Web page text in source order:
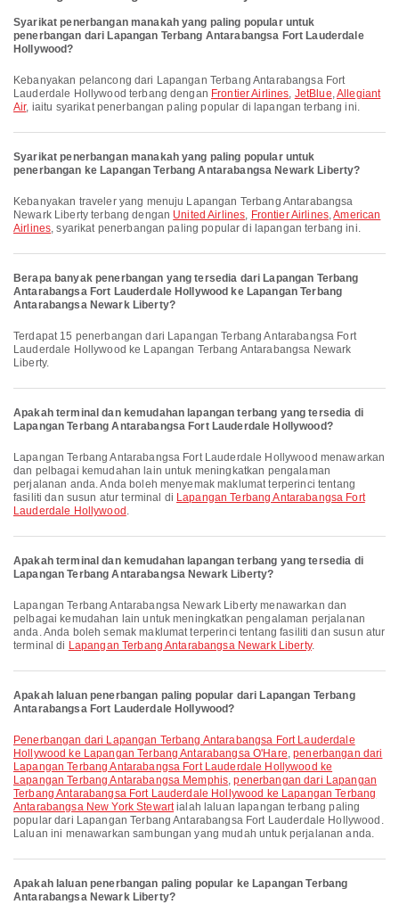
Syarikat penerbangan manakah yang paling popular untuk
penerbangan dari Lapangan Terbang Antarabangsa Fort Lauderdale
Hollywood?
Kebanyakan pelancong dari Lapangan Terbang Antarabangsa Fort
Lauderdale Hollywood terbang dengan Frontier Airlines, JetBlue,Allegiant
Air, iaitu syarikat penerbangan paling popular di lapangan terbang ini.
Syarikat penerbangan manakah yang paling popular untuk
penerbangan ke Lapangan Terbang Antarabangsa Newark Liberty?
Kebanyakan traveler yang menuju Lapangan Terbang Antarabangsa
Newark Liberty terbang dengan United Airlines, Frontier Airlines,American
Airlines, syarikat penerbangan paling popular di lapangan terbang ini.
Berapa banyak penerbangan yang tersedia dari Lapangan Terbang
Antarabangsa Fort Lauderdale Hollywood ke Lapangan Terbang
Antarabangsa Newark Liberty?
Terdapat 15 penerbangan dari Lapangan Terbang Antarabangsa Fort
Lauderdale Hollywood ke Lapangan Terbang Antarabangsa Newark
Liberty.
Apakah terminal dan kemudahan lapangan terbang yang tersedia di
Lapangan Terbang Antarabangsa Fort Lauderdale Hollywood?
Lapangan Terbang Antarabangsa Fort Lauderdale Hollywood menawarkan
dan pelbagai kemudahan lain untuk meningkatkan pengalaman
perjalanan anda. Anda boleh menyemak maklumat terperinci tentang
fasiliti dan susun atur terminal di Lapangan Terbang Antarabangsa Fort
Lauderdale Hollywood .
Apakah terminal dan kemudahan lapangan terbang yang tersedia di
Lapangan Terbang Antarabangsa Newark Liberty?
Lapangan Terbang Antarabangsa Newark Liberty menawarkan dan
pelbagai kemudahan lain untuk meningkatkan pengalaman perjalanan
anda. Anda boleh semak maklumat terperinci tentang fasiliti dan susun atur
terminal di Lapangan Terbang Antarabangsa Newark Liberty.
Apakah laluan penerbangan paling popular dari Lapangan Terbang
Antarabangsa Fort Lauderdale Hollywood?
penerbangan dari Lapangan Terbang Antarabangsa Fort Lauderdale
Hollywood ke Lapangan Terbang Antarabangsa O'Hare,penerbangan dari
Lapangan Terbang Antarabangsa Fort Lauderdale Hollywood ke
Lapangan Terbang Antarabangsa Memphis,penerbangan dari Lapangan
Terbang Antarabangsa Fort Lauderdale Hollywood ke Lapangan Terbang
Antarabangsa New York Stewartialah laluan lapangan terbang paling
popular dari Lapangan Terbang Antarabangsa Fort Lauderdale Hollywood.
Laluan ini menawarkan sambungan yang mudah untuk perjalanan anda.
Apakah laluan penerbangan paling popular ke Lapangan Terbang
Antarabangsa Newark Liberty?